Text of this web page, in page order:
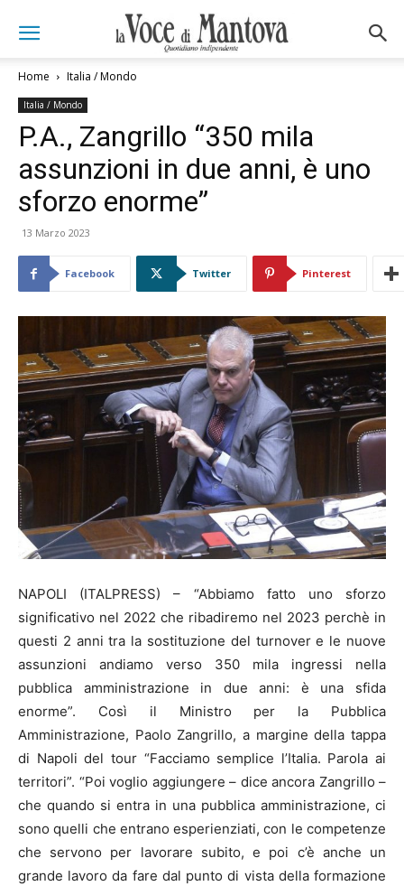
Home Italia / Mondo
Italia / Mondo
P.A., Zangrillo “350 mila
assunzioni in due anni, è uno
sforzo enorme”
13 Marzo 2023
Facebook Twitter Pinterest
NAPOLI (ITALPRESS) – “Abbiamo fatto uno sforzo
significativo nel 2022 che ribadiremo nel 2023 perchè in
questi 2 anni tra la sostituzione del turnover e le nuove
assunzioni andiamo verso 350 mila ingressi nella
pubblica amministrazione in due anni: è una sfida
enorme”. Così il Ministro per la Pubblica
Amministrazione, Paolo Zangrillo, a margine della tappa
di Napoli del tour “Facciamo semplice l’Italia. Parola ai
territori”. “Poi voglio aggiungere – dice ancora Zangrillo –
che quando si entra in una pubblica amministrazione, ci
sono quelli che entrano esperienziati, con le competenze
che servono per lavorare subito, e poi c’è anche un
grande lavoro da fare dal punto di vista della formazione